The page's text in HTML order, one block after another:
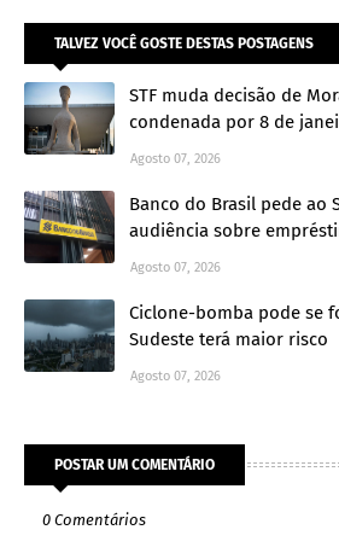
TALVEZ VOCÊ GOSTE DESTAS POSTAGENS
STF muda decisão de
condenada por 8 de
Agosto 07, 2026
Banco do Brasil pede ao
audiência sobre
Agosto 07, 2026
Ciclone-bomba pode se
Sudeste terá maior risco
Agosto 07, 2026
POSTAR UM COMENTÁRIO
0 Comentários